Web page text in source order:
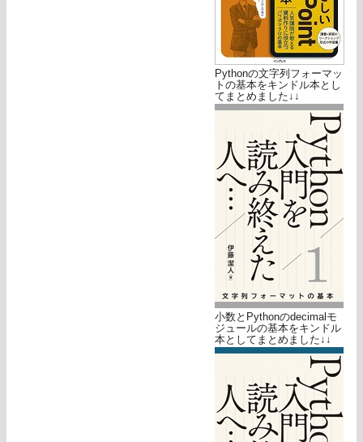
Pythonの文字列フォーマッ
トの基本をキンドル本とし
てまとめました↓↓
小数とPythonのdecimalモ
ジュールの基本をキンドル
本としてまとめました↓↓